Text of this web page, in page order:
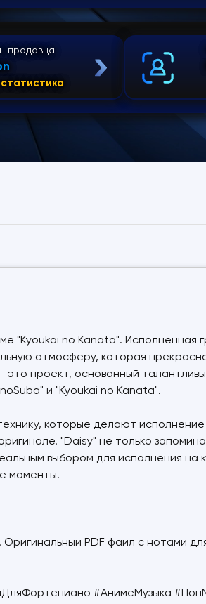
продавца
no Kanata". Исполненная
атмосферу, которая
это проект, основанный
и "Kyoukai no Kanata".
которые делают
"Daisy" не только
выбором для исполнения на
моменты.
PDF файл с нотами
#АнимеМузыка